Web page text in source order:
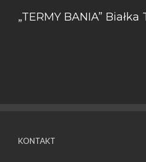
„TERMY BANIA”
KONTAKT